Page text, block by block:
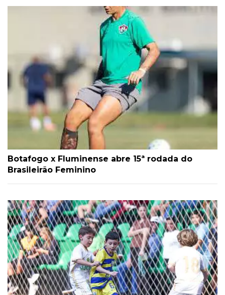
Botafogo x Fluminense abre 15ª rodada do
Brasileirão Feminino